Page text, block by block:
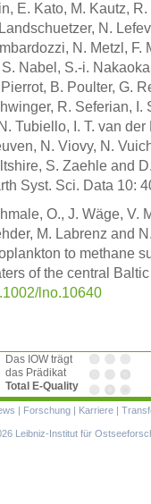
E. Kato, M. Kautz,
N.
N. Metzl, F.
S. Nabel, S.-i.
Pierrot, B. Poulter, G.
R. Seferian, I.
Tubiello, I. T. van
N. Viovy, N.
S. Zaehle and
Syst. Sci. Data 10:
O., J. Wäge, V.
M. Labrenz and
to methane
of the central
lno.10640
Das IOW trägt
das Prädikat
Total E-Quality
| Forschung | Karriere |
Leibniz-Institut für